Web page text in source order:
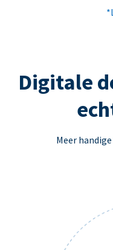
Digitale
Meer